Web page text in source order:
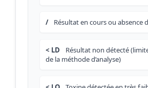
/ Résultat en cours ou absence
< LD
Résultat non détecté
de la méthode d’analyse)